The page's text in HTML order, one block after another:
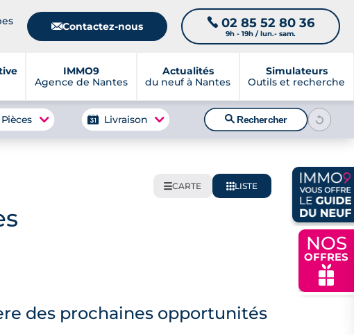
📧Contactez-nous 📞 02 85 52 80 36
9h - 19h / lun.- sam.
IMMO9
Agence de Nantes
Actualités
du neuf à Nantes
Simulateurs
Outils et recherche
NOS
OFFRES
🎁
Pièces Livraison 🔍Rechercher
🌍CARTE 📋LISTE
des prochaines opportunités